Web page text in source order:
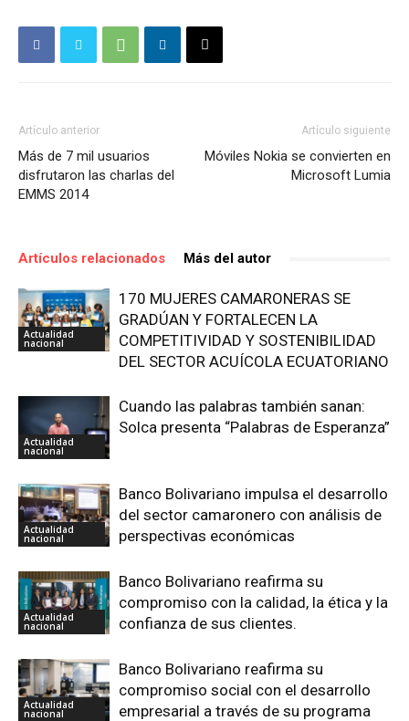
Artículo anterior
Más de 7 mil usuarios
disfrutaron las charlas del
EMMS 2014
Artículo siguiente
Móviles Nokia se convierten en
Microsoft Lumia
Artículos relacionados Más del autor
Actualidad
nacional
170 MUJERES CAMARONERAS SE
GRADÚAN Y FORTALECEN LA
COMPETITIVIDAD Y SOSTENIBILIDAD
DEL SECTOR ACUÍCOLA ECUATORIANO
Actualidad
nacional
Cuando las palabras también sanan:
Solca presenta “Palabras de Esperanza”
Actualidad
nacional
Banco Bolivariano impulsa el desarrollo
del sector camaronero con análisis de
perspectivas económicas
Actualidad
nacional
Banco Bolivariano reafirma su
compromiso con la calidad, la ética y la
confianza de sus clientes.
Actualidad
nacional
Banco Bolivariano reafirma su
compromiso social con el desarrollo
empresarial a través de su programa